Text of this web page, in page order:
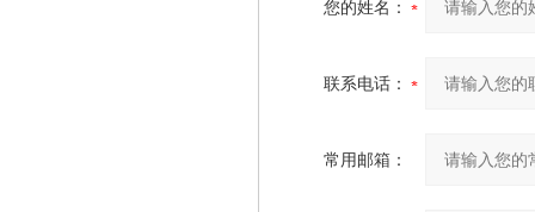
您的姓名：
联系电话：
常用邮箱：